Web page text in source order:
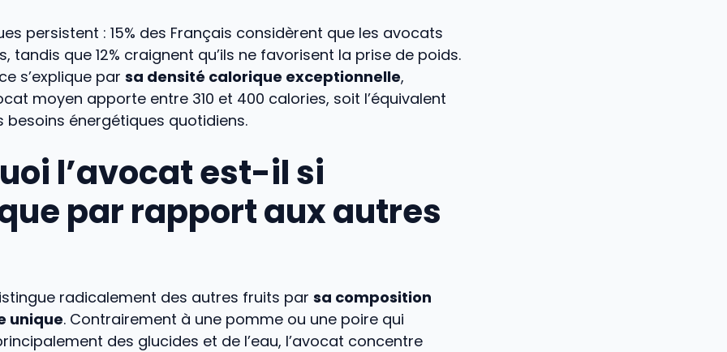
persistent : 15% des Français considèrent que les avocats
tandis que 12% craignent qu’ils ne favorisent la prise de poids.
s’explique par sa densité calorique exceptionnelle,
moyen apporte entre 310 et 400 calories, soit l’équivalent
besoins énergétiques quotidiens.
l’avocat est-il si
par rapport aux autres
radicalement des autres fruits par sa composition
unique. Contrairement à une pomme ou une poire qui
des glucides et de l’eau, l’avocat concentre